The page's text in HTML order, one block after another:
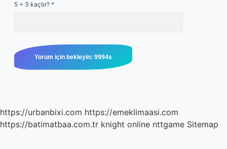
5 + 3 kaçtır? *
https://urbanbixi.com https://emeklimaasi.com
https://batimatbaa.com.tr knight online nttgame Sitemap